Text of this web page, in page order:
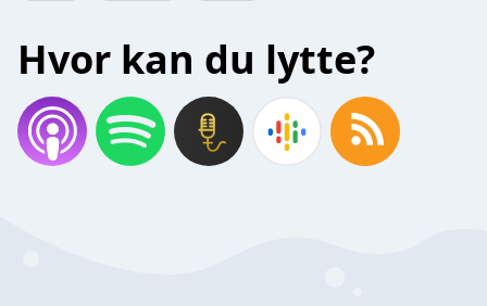
Hvor kan du lytte?